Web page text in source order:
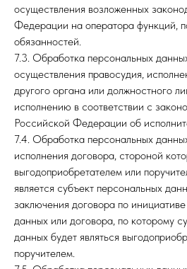
осуществления возложенных
Федерации на оператора функций,
обязанностей.
7.3. Обработка персональных
осуществления правосудия,
другого органа или должностного
исполнению в соответствии с
Российской Федерации об
7.4. Обработка персональных
исполнения договора, стороной
выгодоприобретателем или
является субъект персональных
заключения договора по
данных или договора, по которому
данных будет являться
поручителем.